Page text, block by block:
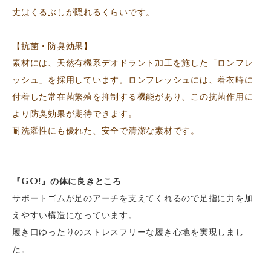
丈はくるぶしが隠れるくらいです。
【抗菌・防臭効果】
素材には、天然有機系デオドラント加工を施した「ロンフレ
ッシュ」を採用しています。ロンフレッシュには、着衣時に
付着した常在菌繁殖を抑制する機能があり、この抗菌作用に
より防臭効果が期待できます。
耐洗濯性にも優れた、安全で清潔な素材です。
『GO!』の体に良きところ
サポートゴムが足のアーチを支えてくれるので足指に力を加
えやすい構造になっています。
履き口ゆったりのストレスフリーな履き心地を実現しまし
た。